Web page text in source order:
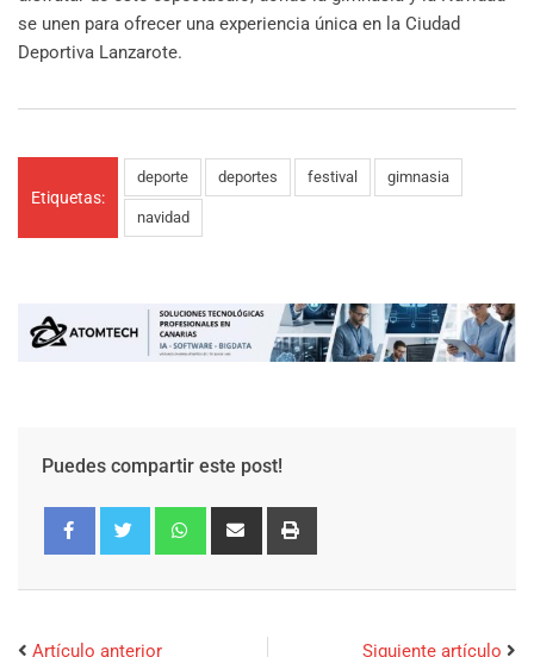
se unen para ofrecer una experiencia única en la Ciudad
Deportiva Lanzarote.
Etiquetas:
deporte deportes festival gimnasia
navidad
Puedes compartir este post!
Artículo anterior Siguiente artículo